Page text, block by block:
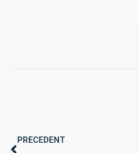
PRECEDENT